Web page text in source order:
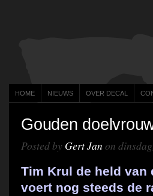
HOME NIEUWS OVER DECAL
Gouden
Posted by Gert Jan on
Tim Krul de held van
voert nog steeds de